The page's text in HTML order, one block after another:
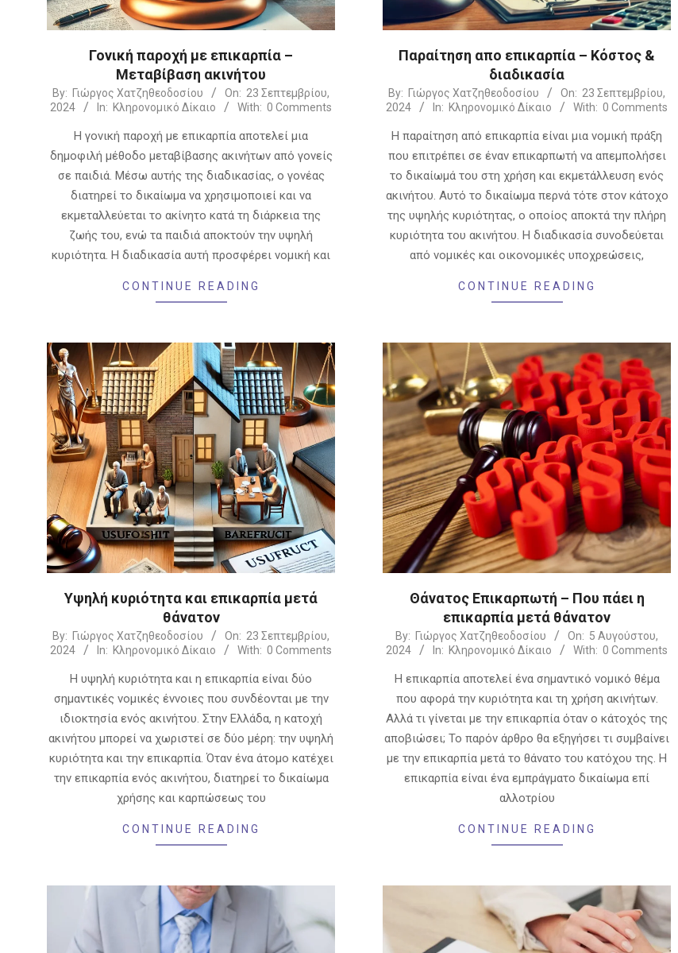
Γονική παροχή με επικαρπία –
Μεταβίβαση ακινήτου
2024-
09-
By: Γιώργος Χατζηθεοδοσίου On: 23 Σεπτεμβρίου,
2024
In: Κληρονομικό Δίκαιο With: 0 Comments
Η γονική παροχή με επικαρπία αποτελεί μια
δημοφιλή μέθοδο μεταβίβασης ακινήτων από γονείς
σε παιδιά. Μέσω αυτής της διαδικασίας, ο γονέας
διατηρεί το δικαίωμα να χρησιμοποιεί και να
εκμεταλλεύεται το ακίνητο κατά τη διάρκεια της
ζωής του, ενώ τα παιδιά αποκτούν την υψηλή
κυριότητα. Η διαδικασία αυτή προσφέρει νομική και
CONTINUE READING
Παραίτηση απο επικαρπία – Κόστος &
διαδικασία
2024-
09-
23
By: Γιώργος Χατζηθεοδοσίου On: 23 Σεπτεμβρίου,
2024
In: Κληρονομικό Δίκαιο With: 0 Comments
Η παραίτηση από επικαρπία είναι μια νομική πράξη
που επιτρέπει σε έναν επικαρπωτή να απεμπολήσει
το δικαίωμά του στη χρήση και εκμετάλλευση ενός
ακινήτου. Αυτό το δικαίωμα περνά τότε στον κάτοχο
της υψηλής κυριότητας, ο οποίος αποκτά την πλήρη
κυριότητα του ακινήτου. Η διαδικασία συνοδεύεται
από νομικές και οικονομικές υποχρεώσεις,
CONTINUE READING
Υψηλή κυριότητα και επικαρπία μετά
θάνατον
2024-
09-
By: Γιώργος Χατζηθεοδοσίου On: 23 Σεπτεμβρίου,
2024
In: Κληρονομικό Δίκαιο With: 0 Comments
Η υψηλή κυριότητα και η επικαρπία είναι δύο
σημαντικές νομικές έννοιες που συνδέονται με την
ιδιοκτησία ενός ακινήτου. Στην Ελλάδα, η κατοχή
ακινήτου μπορεί να χωριστεί σε δύο μέρη: την υψηλή
κυριότητα και την επικαρπία. Όταν ένα άτομο κατέχει
την επικαρπία ενός ακινήτου, διατηρεί το δικαίωμα
χρήσης και καρπώσεως του
CONTINUE READING
Θάνατος Επικαρπωτή – Που πάει η
επικαρπία μετά θάνατον
2024-
08-
By: Γιώργος Χατζηθεοδοσίου On: 5 Αυγούστου,
2024
In: Κληρονομικό Δίκαιο With: 0 Comments
Η επικαρπία αποτελεί ένα σημαντικό νομικό θέμα
που αφορά την κυριότητα και τη χρήση ακινήτων.
Αλλά τι γίνεται με την επικαρπία όταν ο κάτοχός της
αποβιώσει; Το παρόν άρθρο θα εξηγήσει τι συμβαίνει
με την επικαρπία μετά το θάνατο του κατόχου της. Η
επικαρπία είναι ένα εμπράγματο δικαίωμα επί
αλλοτρίου
CONTINUE READING